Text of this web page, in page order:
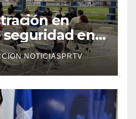
en
en
NOTICIASPRTV